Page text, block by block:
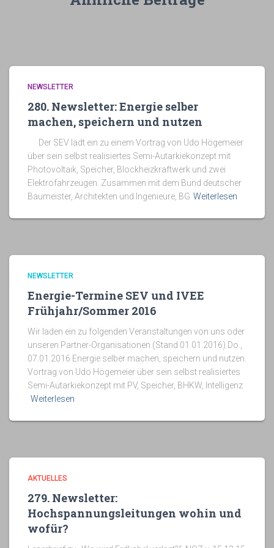
NEWSLETTER
280. Newsletter: Energie selber
machen, speichern und nutzen
Der SEV lädt ein zu einem Vortrag von Udo Högemeier
über sein selbst realisiertes Semi-Autarkiekonzept mit
Photovoltaik, Speicher, Blockheizkraftwerk und zwei
Elektrofahrzeugen. Zusammen mit dem Bund deutscher
Baumeister, Architekten und Ingenieure, BG Weiterlesen
NEWSLETTER
Energie-Termine SEV und IVEE
Frühjahr/Sommer 2016
Wir laden ein zu folgenden Veranstaltungen von uns oder
unseren Partner-Organisationen (Stand 01.01.2016) Do.,
07.01.2016 Energie selber machen, speichern und nutzen.
Vortrag von Udo Högemeier über sein selbst realisiertes
Semi-Autarkiekonzept mit PV, Speicher, BHKW, Intelligenz
Weiterlesen
AKTUELLES
279. Newsletter:
Hochspannungsleitungen wohin und
wofür?